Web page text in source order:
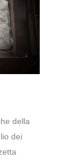
della
dei